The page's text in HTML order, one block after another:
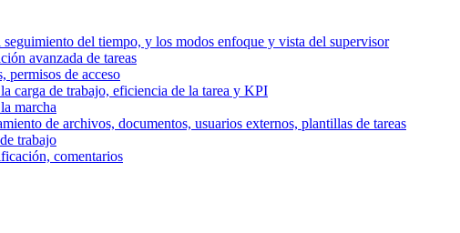
del tiempo, y los modos enfoque y vista del supervisor
avanzada de tareas
permisos de acceso
carga de trabajo, eficiencia de la tarea y KPI
marcha
de archivos, documentos, usuarios externos, plantillas de tareas
trabajo
comentarios